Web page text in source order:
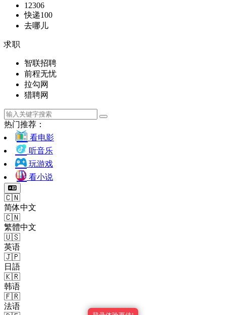
12306
快递100
去哪儿
求职
智联招聘
前程无忧
拉勾网
猎聘网
热门推荐：
看电影
听音乐
玩游戏
看小说
🇨🇳
简体中文
🇨🇳
繁體中文
🇺🇸
英语
🇯🇵
日語
🇰🇷
韩语
🇫🇷
法语